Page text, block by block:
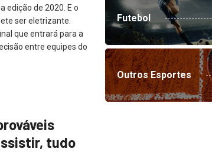
edição de 2020. E o
ser eletrizante.
que entrará para a
entre equipes do
tudo
Futebol
Outros Esportes